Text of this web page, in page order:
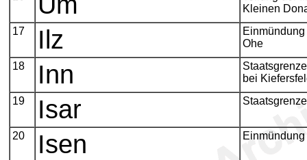
Kleinen
17
Ilz
Ohe
18
Inn
bei
19
Isar
20 Isen